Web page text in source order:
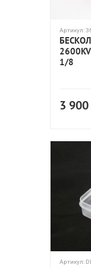
Артикул:
1/8
3 900
Артикул: